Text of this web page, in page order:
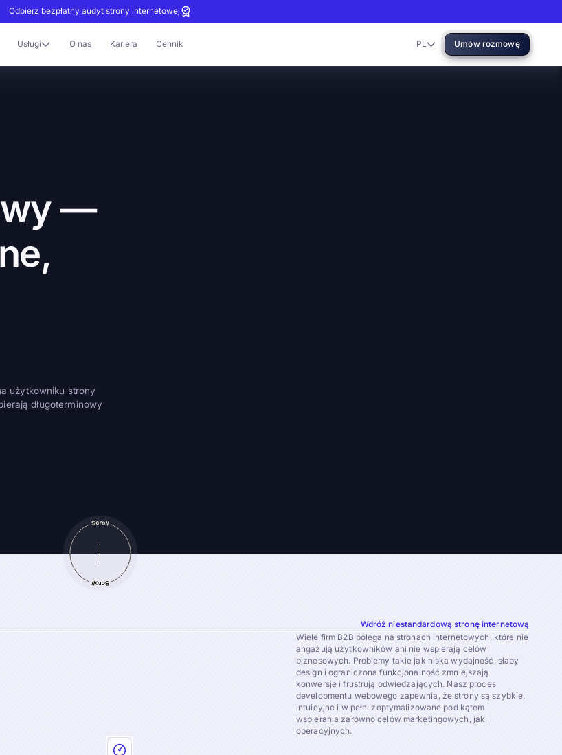
Odbierz bezpłatny audyt strony internetowej
Usługi O nas Kariera Cennik PL
Language
Umów rozmowę
—
użytkowniku strony
długoterminowy
Wdróż niestandardową stronę internetową
Wiele firm B2B polega na stronach internetowych, które nie
angażują użytkowników ani nie wspierają celów
biznesowych. Problemy takie jak niska wydajność, słaby
design i ograniczona funkcjonalność zmniejszają
konwersje i frustrują odwiedzających. Nasz proces
developmentu webowego zapewnia, że strony są szybkie,
intuicyjne i w pełni zoptymalizowane pod kątem
wspierania zarówno celów marketingowych, jak i
operacyjnych.